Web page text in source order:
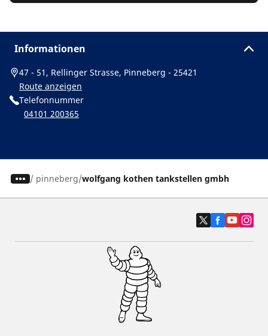
Informationen
47 - 51, Rellinger Strasse, Pinneberg - 25421
Route anzeigen
Telefonnummer
04101 200365
/ pinneberg wolfgang kothen tankstellen gmbh